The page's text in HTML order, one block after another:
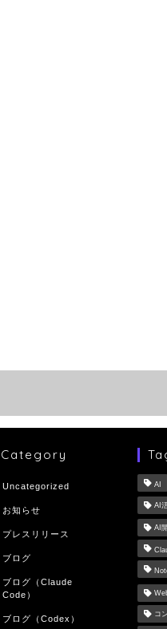
Category
Uncategorized
お知らせ
プレスリリース
ブログ
ブログ（Claude
Code）
ブログ（Codex）
AI
AI
AI
コ